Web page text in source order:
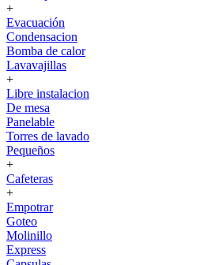
+
Evacuación
Condensacion
Bomba de calor
Lavavajillas
+
Libre instalacion
De mesa
Panelable
Torres de lavado
Pequeños
+
Cafeteras
+
Empotrar
Goteo
Molinillo
Express